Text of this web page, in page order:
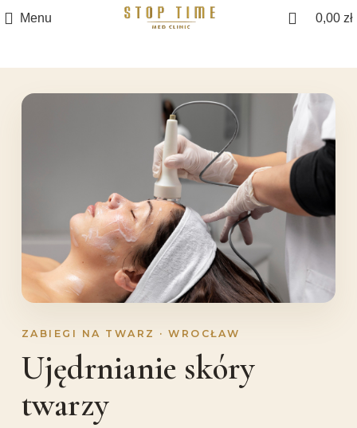
Menu 0,00 zł
ZABIEGI NA TWARZ · WROCŁAW
Ujędrnianie skóry
twarzy